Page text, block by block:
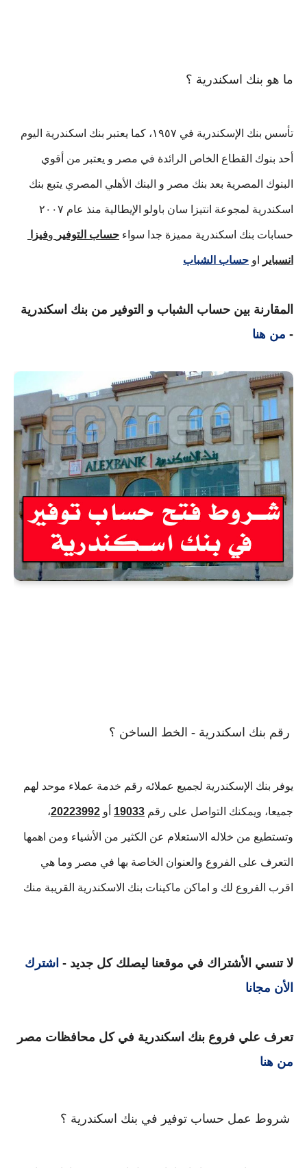
ما هو بنك اسكندرية ؟
اسكندرية لمجوعة انتيزا سان باولو الإيطالية منذ عام ٢٠٠٧
حسابات بنك اسكندرية مميزة جدا سواء حساب التوفير و
انسباير او حساب الشباب
المقارنة بين حساب الشباب و التوفير من بنك اسكندرية
- من هنا
جميعا، ويمكنك التواصل على رقم 19033 أو 20223992
اقرب الفروع لك و اماكن ماكينات بنك الاسكندرية القريبة منك
لا تنسي الأشتراك في موقعنا ليصلك كل جديد - اشترك
الأن مجانا
تعرف علي فروع بنك اسكندرية في كل محافظات مصر
من هنا